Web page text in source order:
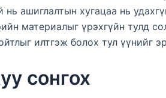
нь ашиглалтын хугацаа нь
материалыг үрэхгүйн тулд
илтгэж болох тул үүнийг
сонгох